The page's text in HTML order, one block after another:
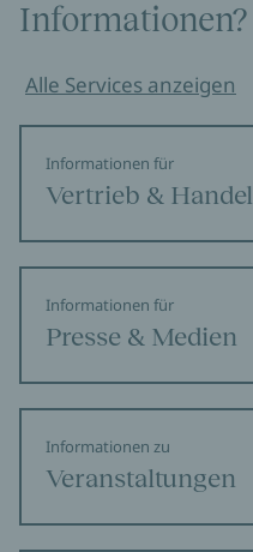
Informationen?
Alle Services anzeigen
Informationen für
Vertrieb & Handel
Informationen für
Presse & Medien
Informationen zu
Veranstaltungen